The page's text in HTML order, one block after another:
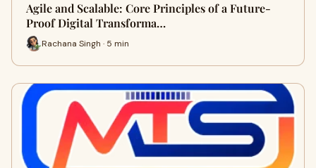
Agile and Scalable: Core Principles of a Future-
Proof Digital Transforma…
Rachana Singh · 5 min